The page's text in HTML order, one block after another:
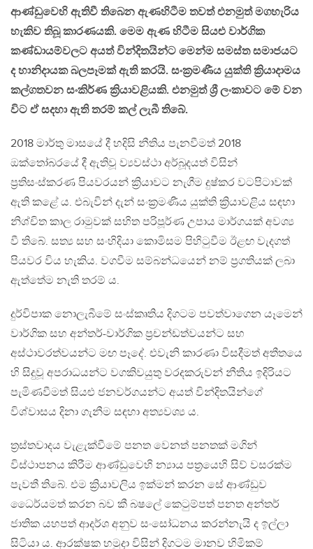
ආණ්ඩුවෙහි ඇතිවී තිබෙන ඇණහිටීම තවත් එනමුත් මගහැරිය
හැකිව තිබූ කාරණයකි. මෙම ඇණ හිටීම සියළු වාර්ගික
කණ්ඩායම්වලට අයත් වින්දිතයින්ට මෙන්ම සමස්ත සමාජයට
ද හානිදායක බලපෑමක් ඇති කරයි. සංක්‍රමණීය යුක්ති ක්‍රියාදාමය
කල්ගතවන සංකිර්ණ ක්‍රියාවළියකි. එනමුත් ශ්‍රී ලංකාවට මේ වන
විට ඒ සදහා ඇති තරම් කල් ලැබී තිබේ.
2018 මාර්තු මාසයේ දී හදිසි නීතිය පැනවීමත් 2018
ඔක්තෝබරයේ දී ඇතිවූ ව්‍යවස්ථා අර්බූදයත් විසින්
ප්‍රතිසංස්කරණ පියවරයන් ක්‍රියාවට නැගීම දුෂ්කර වටපිටාවක්
ඇති කළේ ය. එබැවින් දැන් සංක්‍රමණීය යුක්ති ක්‍රියාවළිය සඳහා
නිශ්චිත කාල රාමුවක් සහිත පරිපූර්ණ උපාය මාර්ගයක් අවශ්‍ය
වී තිබේ. සත්‍ය සහ සංහිදියා කොමිසම පිහිටුවීම ඊළඟ වැදගත්
පියවර විය හැකිය. වගවීම සම්බන්ධයෙන් නම් ප්‍රගතියක් ලබා
ඇත්තේම නැති තරම් ය.
දුර්විපාක නොලැබීමේ සංස්කෘතිය දිගටම පවත්වාගෙන යෑමෙන්
වාර්ගික සහ අන්තර්-වාර්ගික ප්‍රචන්ඩත්වයන්ට සහ
අස්ථාවරත්වයන්ට මඟ පෑදේ. එවැනි කාරණා විසදීමත් අතීතයෙ
හි සිදුවූ අපරාධයන්ට වගකිවයුතු වරදකරුවන් නීතිය ඉදිරියට
පැමිණවීමත් සියළු ජනවර්ගයන්ට අයත් වින්දිතයින්ගේ
විශ්වාසය දිනා ගැනීම සඳහා අත්‍යවශ්‍ය ය‍.
ත්‍රස්තවාදය වැළැක්වීමේ පනත වෙනත් පනතක් මගින්
විස්ථාපනය කිරීම ආණ්ඩුවෙහි න්‍යාය පත්‍රයෙහි සිව් වසරක්ම
පැවතී තිබේ. එම ක්‍රියාවලිය ඉක්මන් කරන සේ ආණ්ඩුව
ධෛර්යමත් කරන බව කී බෂලේ කෙටුම්පත් පනත අන්තර්
ජාතික යහපත් ආදර්ශ අනුව සංසෝධනය කරන්නැයි ද ඉල්ලා
සිටියා ය‍. ආරක්ෂක හමුදා විසින් දිගටම මානව හිමිකම්